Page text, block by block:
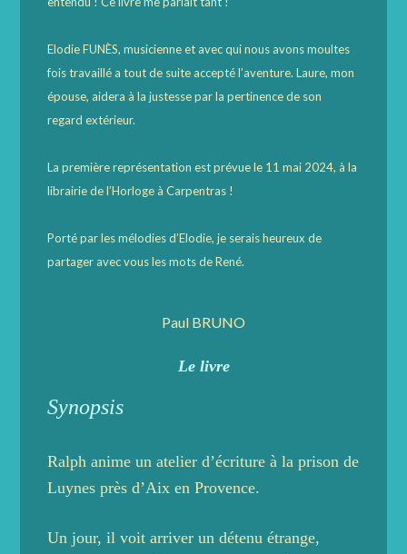
Elodie FUNÈS, musicienne et avec qui nous avons moultes
fois travaillé a tout de suite accepté l’aventure. Laure, mon
épouse, aidera à la justesse par la pertinence de son
regard extérieur.
La première représentation est prévue le 11 mai 2024, à la
librairie de l’Horloge à Carpentras !
Porté par les mélodies d’Elodie, je serais heureux de
partager avec vous les mots de René.
Paul BRUNO
Le livre
Synopsis
Ralph anime un atelier d’écriture à la prison de
Luynes près d’Aix en Provence.
Un jour, il voit arriver un détenu étrange,